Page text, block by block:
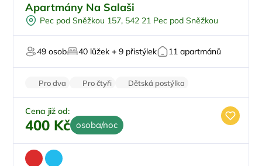
Pro skupiny
U lyžařského střediska
Zvířata povolena
Apartmány Na Salaši
Pec pod Sněžkou 157, 542 21 Pec pod Sněžkou
49 osob 40 lůžek + 9 přistýlek 11 apartmánů
Pro dva Pro čtyři
Dětská postýlka
Venkovní posezení
Venkovní gril
Cena již od:
400 Kč osoba/noc